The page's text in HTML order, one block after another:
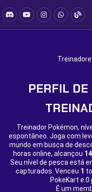
PERFIL
Treinador Pokémon,
espontâneo. Joga com
mundo em busca de
horas online, alcançou
Seu nível de pesca está
capturados. Venceu 1
PokeKart e 0
É um